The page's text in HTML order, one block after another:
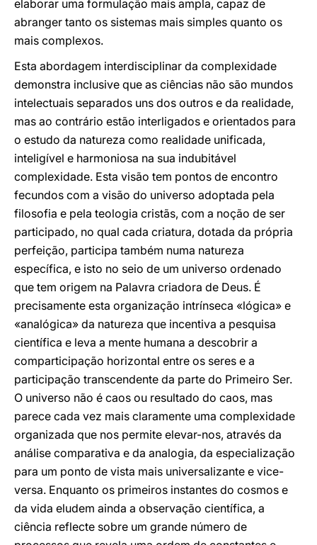
elaborar uma formulação mais ampla, capaz de
abranger tanto os sistemas mais simples quanto os
mais complexos.
Esta abordagem interdisciplinar da complexidade
demonstra inclusive que as ciências não são mundos
intelectuais separados uns dos outros e da realidade,
mas ao contrário estão interligados e orientados para
o estudo da natureza como realidade unificada,
inteligível e harmoniosa na sua indubitável
complexidade. Esta visão tem pontos de encontro
fecundos com a visão do universo adoptada pela
filosofia e pela teologia cristãs, com a noção de ser
participado, no qual cada criatura, dotada da própria
perfeição, participa também numa natureza
específica, e isto no seio de um universo ordenado
que tem origem na Palavra criadora de Deus. É
precisamente esta organização intrínseca «lógica» e
«analógica» da natureza que incentiva a pesquisa
científica e leva a mente humana a descobrir a
comparticipação horizontal entre os seres e a
participação transcendente da parte do Primeiro Ser.
O universo não é caos ou resultado do caos, mas
parece cada vez mais claramente uma complexidade
organizada que nos permite elevar-nos, através da
análise comparativa e da analogia, da especialização
para um ponto de vista mais universalizante e vice-
versa. Enquanto os primeiros instantes do cosmos e
da vida eludem ainda a observação científica, a
ciência reflecte sobre um grande número de